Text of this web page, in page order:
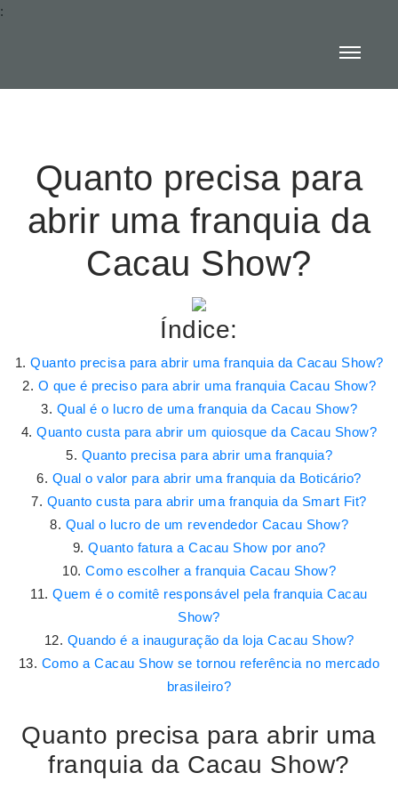
:
Quanto precisa para
abrir uma franquia da
Cacau Show?
Índice:
Quanto precisa para abrir uma franquia da Cacau Show?
O que é preciso para abrir uma franquia Cacau Show?
Qual é o lucro de uma franquia da Cacau Show?
Quanto custa para abrir um quiosque da Cacau Show?
Quanto precisa para abrir uma franquia?
Qual o valor para abrir uma franquia da Boticário?
Quanto custa para abrir uma franquia da Smart Fit?
Qual o lucro de um revendedor Cacau Show?
Quanto fatura a Cacau Show por ano?
Como escolher a franquia Cacau Show?
Quem é o comitê responsável pela franquia Cacau
Show?
Quando é a inauguração da loja Cacau Show?
Como a Cacau Show se tornou referência no mercado
brasileiro?
Quanto precisa para abrir uma
franquia da Cacau Show?